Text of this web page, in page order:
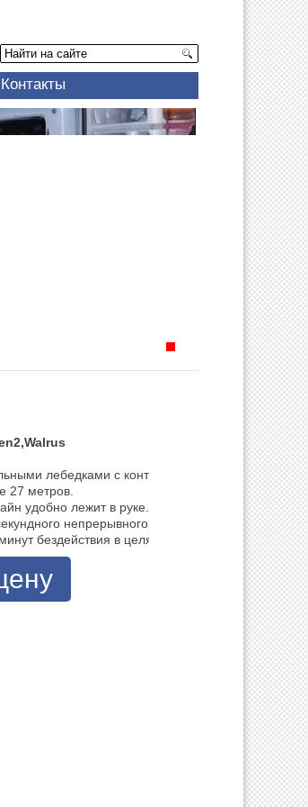
Контакты
лебедками с контактным переключением
27 метров.
удобно лежит в руке.
непрерывного нажатия в целях
бездействия в целях безопасности и